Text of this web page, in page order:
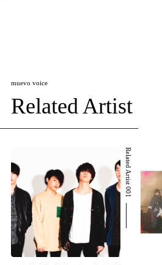
muevo voice
Related Artist
Related Artist 001